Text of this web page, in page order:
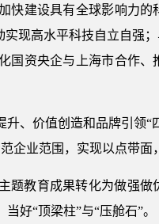
快建设具有全球影响力
现高水平科技自立自强
国资央企与上海市合作
、价值创造和品牌引领
企业范围，实现以点带面
题教育成果转化为做强
好“顶梁柱”与“压舱石”。